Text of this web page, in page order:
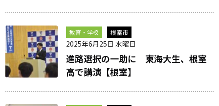
教育・学校 根室市
2025年6月25日 水曜日
進路選択の一助に 東海大生、根室
高で講演【根室】